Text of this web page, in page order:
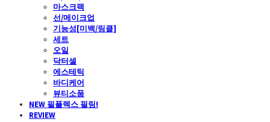
마스크팩
선/메이크업
기능성[미백/링클]
세트
오일
닥터셀
에스테틱
바디케어
뷰티소품
NEW 필플렉스 필링!
REVIEW